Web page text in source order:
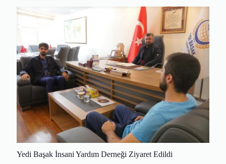
Yedi Başak İnsani Yardım Derneği Ziyaret Edildi